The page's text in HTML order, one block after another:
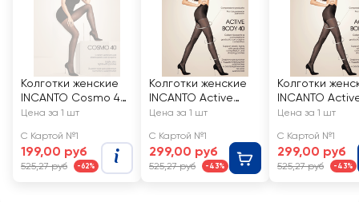
Колготки женские
INCANTO Cosmo 40
den nero 3
Цена за 1 шт
С Картой №1
199,00 руб
525,27 руб -62%
Колготки женские
INCANTO Active
Body 40 den nero 2
Цена за 1 шт
С Картой №1
299,00 руб
525,27 руб -43%
Колготки
INCANTO
Body 40 den
Цена за 1 шт
С Картой №1
299,00 руб
525,27 руб -43%